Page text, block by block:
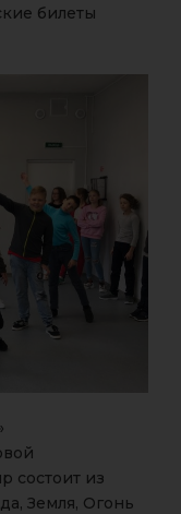
билеты
состоит из
Земля, Огонь